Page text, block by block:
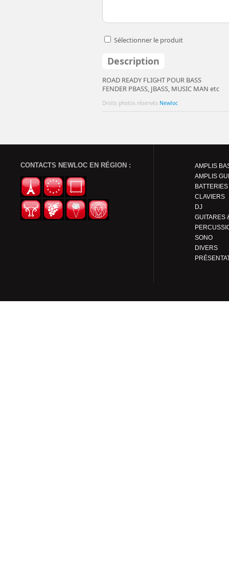
Sélectionner le produit
Description
ROAD READY FLIGHT POUR BASS
FENDER PBASS, JBASS, MUSIC MAN etc
Droits photos réservés Newloc
CONTACTS NEWLOC EN RÉGION :
AMPLIS
AMPLIS
BATTERIES
CLAVIERS
DJ
SONO
DIVERS